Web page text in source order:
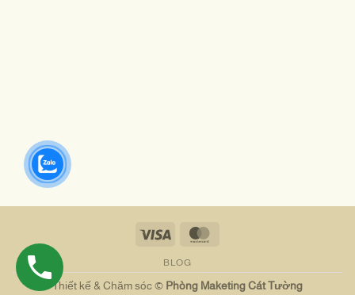
Visa
BLOG
Thiết kế & Chăm sóc © Phòng Maketing Cát Tường